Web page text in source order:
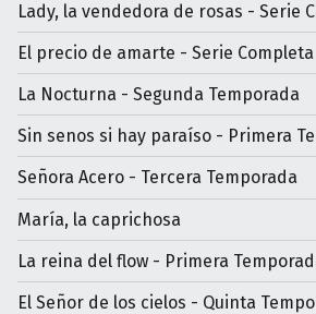
Lady, la vendedora de rosas - Serie
El precio de amarte - Serie Completa
La Nocturna - Segunda Temporada
Sin senos si hay paraíso - Primera
Señora Acero - Tercera Temporada
María, la caprichosa
La reina del flow - Primera
El Señor de los cielos - Quinta